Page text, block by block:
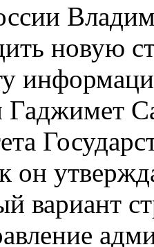
новую
он
вариант